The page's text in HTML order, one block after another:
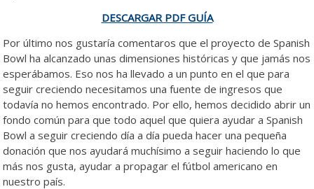
DESCARGAR PDF GUÍA
Por último nos gustaría comentaros que el proyecto de Spanish
Bowl ha alcanzado unas dimensiones históricas y que jamás nos
esperábamos. Eso nos ha llevado a un punto en el que para
seguir creciendo necesitamos una fuente de ingresos que
todavía no hemos encontrado. Por ello, hemos decidido abrir un
fondo común para que todo aquel que quiera ayudar a Spanish
Bowl a seguir creciendo día a día pueda hacer una pequeña
donación que nos ayudará muchísimo a seguir haciendo lo que
más nos gusta, ayudar a propagar el fútbol americano en
nuestro país.